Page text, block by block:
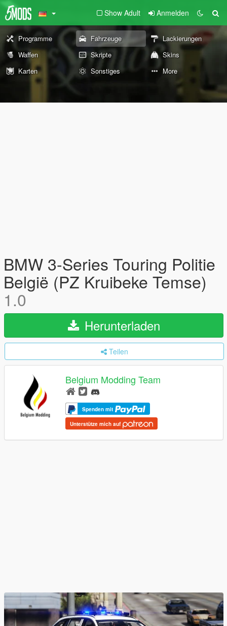
Show Adult Anmelden
Programme Fahrzeuge
Lackierungen
Waffen
Skripte
Skins
Karten
Sonstiges More
BMW 3-Series Touring Politie
België (PZ Kruibeke Temse)
1.0
Herunterladen
Teilen
Belgium Modding Team
Spenden mit
Unterstütze mich auf